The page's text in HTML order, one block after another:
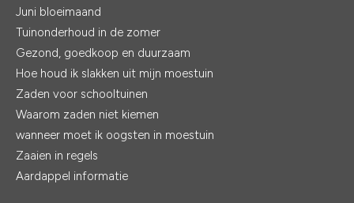
Juni bloeimaand
Tuinonderhoud in de zomer
Gezond, goedkoop en duurzaam
Hoe houd ik slakken uit mijn moestuin
Zaden voor schooltuinen
Waarom zaden niet kiemen
wanneer moet ik oogsten in moestuin
Zaaien in regels
Aardappel informatie